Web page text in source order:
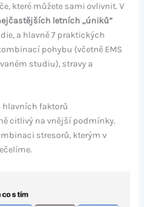
které můžete sami ovlivnit. V
letních „úniků”
a hlavně 7 praktických
pohybu (včetně EMS
studiu), stravy a
hlavních faktorů
citlivý na vnější podmínky.
stresorů, kterým v